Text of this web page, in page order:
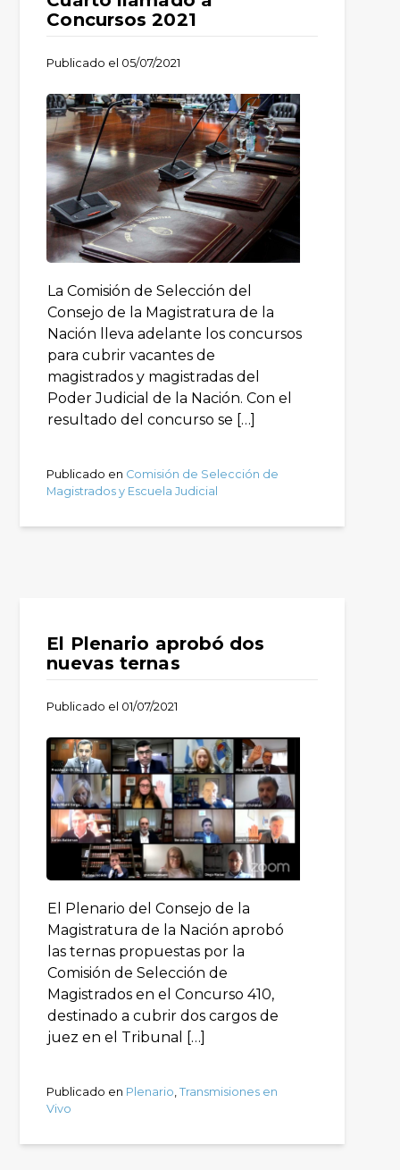
Concursos 2021
Publicado el 05/07/2021
La Comisión de Selección del
Consejo de la Magistratura de la
Nación lleva adelante los concursos
para cubrir vacantes de
magistrados y magistradas del
Poder Judicial de la Nación. Con el
resultado del concurso se […]
Publicado en Comisión de Selección de
Magistrados y Escuela Judicial
El Plenario aprobó dos
nuevas ternas
Publicado el 01/07/2021
El Plenario del Consejo de la
Magistratura de la Nación aprobó
las ternas propuestas por la
Comisión de Selección de
Magistrados en el Concurso 410,
destinado a cubrir dos cargos de
juez en el Tribunal […]
Publicado en Plenario ,Transmisiones en
Vivo